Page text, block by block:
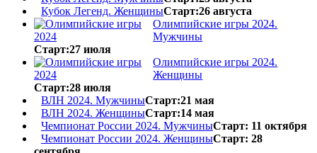
Кубок Легенд. ЖенщиныСтарт:26 августа
Олимпийские игры 2024.
Мужчины
Старт:27 июля
Олимпийские игры 2024.
Женщины
Старт:28 июля
ВЛН 2024. МужчиныСтарт:21 мая
ВЛН 2024. ЖенщиныСтарт:14 мая
Чемпионат России 2024. МужчиныСтарт: 11 октября
Чемпионат России 2024. ЖенщиныСтарт: 28